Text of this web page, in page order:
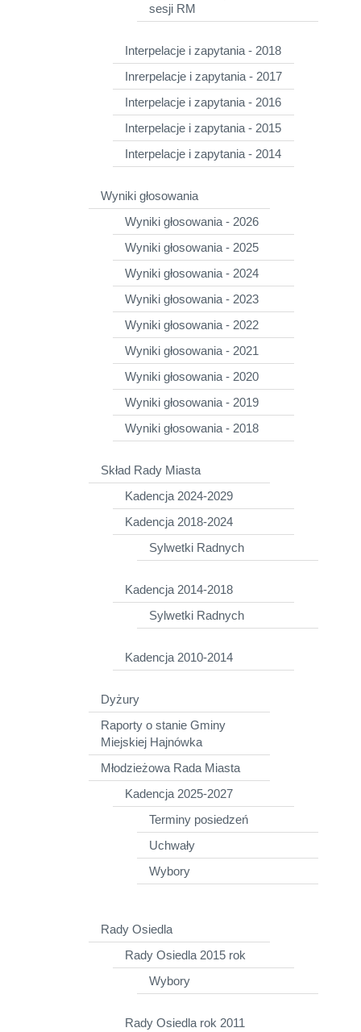
sesji RM
Interpelacje i zapytania - 2018
Inrerpelacje i zapytania - 2017
Interpelacje i zapytania - 2016
Interpelacje i zapytania - 2015
Interpelacje i zapytania - 2014
Wyniki głosowania
Wyniki głosowania - 2026
Wyniki głosowania - 2025
Wyniki głosowania - 2024
Wyniki głosowania - 2023
Wyniki głosowania - 2022
Wyniki głosowania - 2021
Wyniki głosowania - 2020
Wyniki głosowania - 2019
Wyniki głosowania - 2018
Skład Rady Miasta
Kadencja 2024-2029
Kadencja 2018-2024
Sylwetki Radnych
Kadencja 2014-2018
Sylwetki Radnych
Kadencja 2010-2014
Dyżury
Raporty o stanie Gminy
Miejskiej Hajnówka
Młodzieżowa Rada Miasta
Kadencja 2025-2027
Terminy posiedzeń
Uchwały
Wybory
Rady Osiedla
Rady Osiedla 2015 rok
Wybory
Rady Osiedla rok 2011